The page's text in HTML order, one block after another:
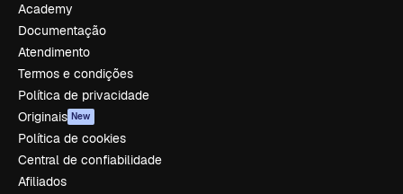
Academy
Documentação
Atendimento
Termos e condições
Política de privacidade
Originais New
Política de cookies
Central de confiabilidade
Afiliados